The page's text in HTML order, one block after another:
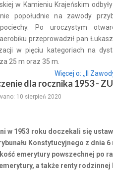
w Kamieniu Krajeńskim
popołudnie na zawody
Po uroczystym
przeprowadził pan
w pięciu kategoriach na
25 m oraz 35 m.
Więcej o: ,,II
dla rocznika 1953 -
10 sierpień 2020
w 1953 roku doczekali się
Konstytucyjnego z dnia 6
emerytury powszechnej po
a także renty rodzinnej